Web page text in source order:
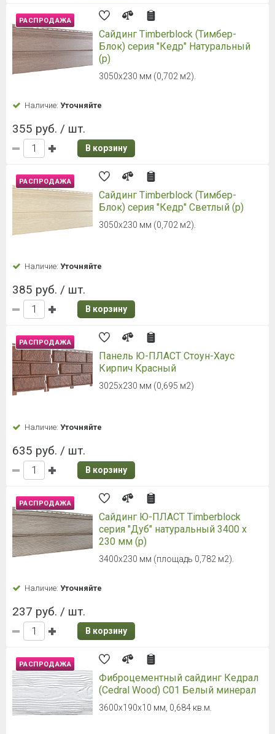
РАСПРОДАЖА
Сайдинг Timberblock (Тимбер-
Блок) серия "Кедр" Натуральный
(р)
3050х230 мм (0,702 м2).
Наличие: Уточняйте
355 руб. / шт.
В корзину
РАСПРОДАЖА
Сайдинг Timberblock (Тимбер-
Блок) серия "Кедр" Светлый (р)
3050х230 мм (0,702 м2).
Наличие: Уточняйте
385 руб. / шт.
В корзину
РАСПРОДАЖА
Панель Ю-ПЛАСТ Стоун-Хаус
Кирпич Красный
3025х230 мм (0,695 м2)
Наличие: Уточняйте
635 руб. / шт.
В корзину
РАСПРОДАЖА
Сайдинг Ю-ПЛАСТ Timberblock
серия "Дуб" натуральный 3400 х
230 мм (р)
3400х230 мм (площадь 0,782 м2).
Наличие: Уточняйте
237 руб. / шт.
В корзину
РАСПРОДАЖА
Фиброцементный сайдинг Кедрал
(Cedral Wood) C01 Белый минерал
3600х190х10 мм, 0,684 кв.м.